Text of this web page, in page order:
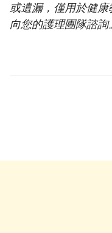
或遺漏，僅用於健
向您的護理團隊諮詢。